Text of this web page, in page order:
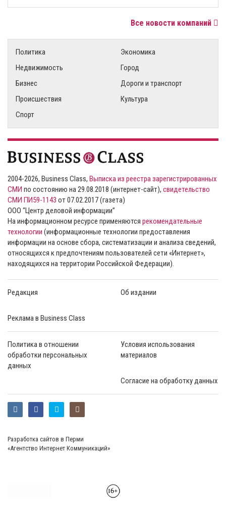
Все новости компаний
Политика
Экономика
Недвижимость
Город
Бизнес
Дороги и транспорт
Происшествия
Культура
Спорт
2004-2026, Business Class, Выписка из реестра зарегистрированных
СМИ по состоянию на 29.08.2018 (интернет-сайт), свидетельство
СМИ ПИ59-1143 от 07.02.2017 (газета)
ООО “Центр деловой информации”
На информационном ресурсе применяются рекомендательные
технологии (информационные технологии предоставления
информации на основе сбора, систематизации и анализа сведений,
относящихся к предпочтениям пользователей сети «Интернет»,
находящихся на территории Российской Федерации).
Редакция Об издании
Реклама в Business Class
Политика в отношении
обработки персональных
данных
Условия использования
материалов
Согласие на обработку данных
Разработка сайтов в Перми
«Агентство Интернет Коммуникаций»